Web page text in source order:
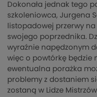
Dokonała jednak tego
szkoleniowca, Jurgena
listopadowej przerwy
swojego poprzednika.
wyraźnie napędzonym
więc o powtórkę będzie
ewentualna porażka
problemy z dostaniem
zostaną w Lidze